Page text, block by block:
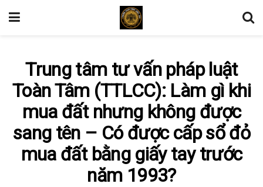
Trung tâm tư vấn pháp luật
Toàn Tâm (TTLCC): Làm gì khi
mua đất nhưng không được
sang tên – Có được cấp sổ đỏ
mua đất bằng giấy tay trước
năm 1993?